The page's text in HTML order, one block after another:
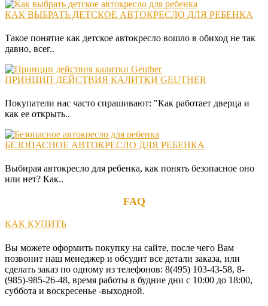
КАК ВЫБРАТЬ ДЕТСКОЕ АВТОКРЕСЛО ДЛЯ РЕБЕНКА
Такое понятие как детское автокресло вошло в обиход не так
давно, всег..
ПРИНЦИП ДЕЙСТВИЯ КАЛИТКИ GEUTHER
Покупатели нас часто спрашивают: "Как работает дверца и
как ее открыть..
БЕЗОПАСНОЕ АВТОКРЕСЛО ДЛЯ РЕБЕНКА
Выбирая автокресло для ребенка, как понять безопасное оно
или нет? Как..
FAQ
КАК КУПИТЬ
Вы можете оформить покупку на сайте, после чего Вам
позвонит наш менеджер и обсудит все детали заказа, или
сделать заказ по одному из телефонов: 8(495) 103-43-58, 8-
(985)-985-26-48, время работы в будние дни с 10:00 до 18:00,
суббота и воскресенье -выходной.